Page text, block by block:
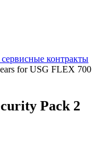
контракты
for USG FLEX 700
Pack 2